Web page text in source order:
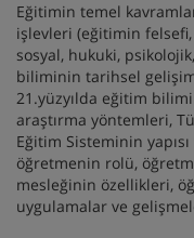
Eğitimin temel
işlevleri (eğitimin felsefi,
sosyal, hukuki,
biliminin tarihsel
21.yüzyılda eğitim
araştırma yöntemleri,
Eğitim Sisteminin
öğretmenin rolü,
mesleğinin özellikleri,
uygulamalar ve